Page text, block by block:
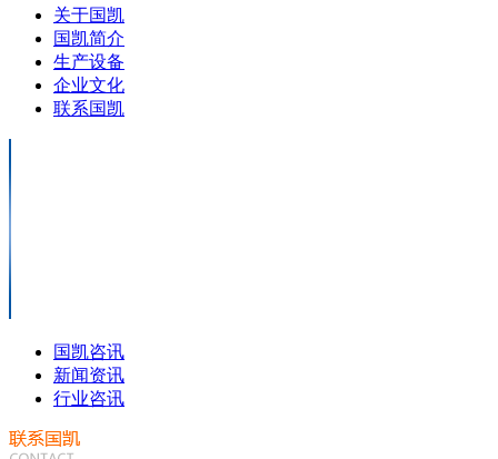
关于国凯
国凯简介
生产设备
企业文化
联系国凯
国凯咨讯
新闻资讯
行业咨讯